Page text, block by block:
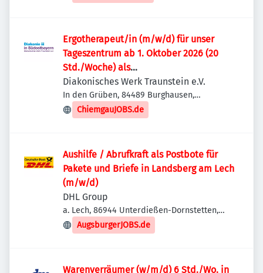
Ergotherapeut/in (m/w/d) für unser
Tageszentrum ab 1. Oktober 2026 (20
Std./Woche) als
Schwangerschaftsvertretung –
Burghausen
Diakonisches Werk Traunstein e.V.
In den Grüben, 84489 Burghausen,
Deutschland
ChiemgauJOBS.de
Aushilfe / Abrufkraft als Postbote für
Pakete und Briefe in Landsberg am Lech
(m/w/d)
DHL Group
a. Lech, 86944 Unterdießen-Dornstetten,
Deutschland
AugsburgerJOBS.de
Warenverräumer (w/m/d) 6 Std./Wo. in